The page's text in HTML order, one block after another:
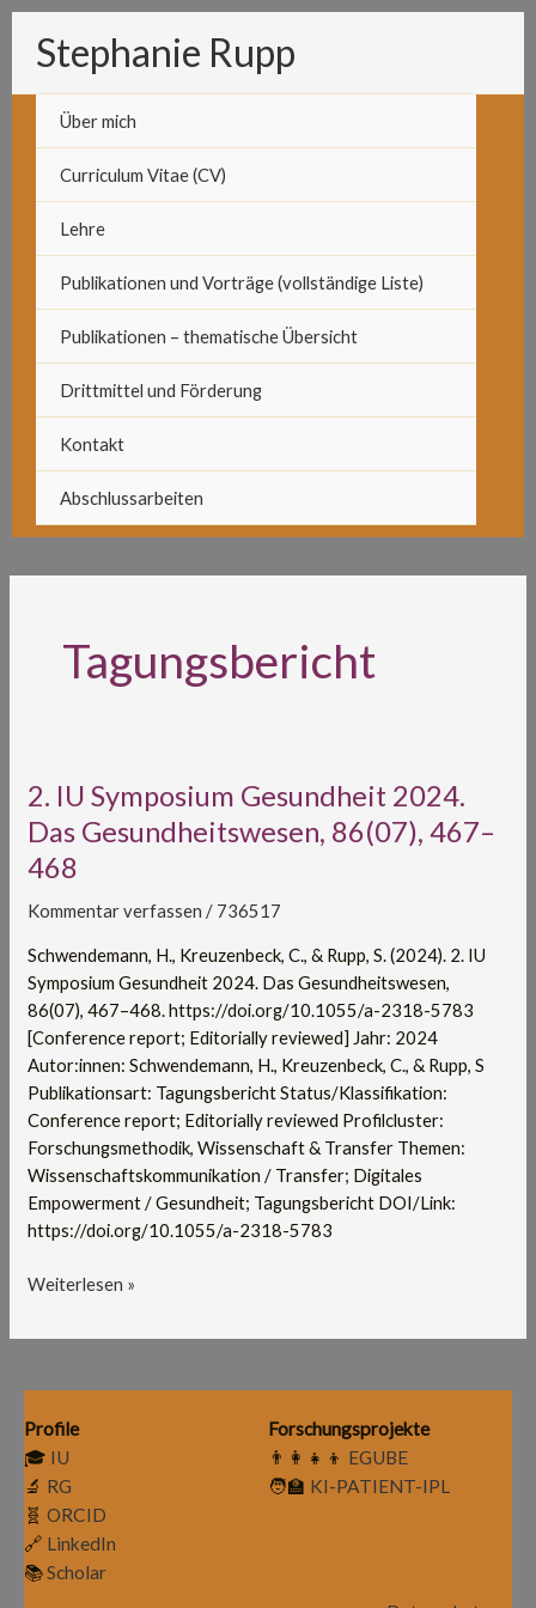
Zum
Inhalt
springenStephanie Rupp
Über mich
Curriculum Vitae (CV)
Lehre
Publikationen und Vorträge (vollständige Liste)
Publikationen – thematische Übersicht
Drittmittel und Förderung
Kontakt
Abschlussarbeiten
Tagungsbericht
2. IU Symposium Gesundheit 2024.
Das Gesundheitswesen, 86(07), 467–
468
Kommentar verfassen / 736517
Schwendemann, H., Kreuzenbeck, C., & Rupp, S. (2024). 2. IU
Symposium Gesundheit 2024. Das Gesundheitswesen,
86(07), 467–468. https://doi.org/10.1055/a-2318-5783
[Conference report; Editorially reviewed] Jahr: 2024
Autor:innen: Schwendemann, H., Kreuzenbeck, C., & Rupp, S
Publikationsart: Tagungsbericht Status/Klassifikation:
Conference report; Editorially reviewed Profilcluster:
Forschungsmethodik, Wissenschaft & Transfer Themen:
Wissenschaftskommunikation / Transfer; Digitales
Empowerment / Gesundheit; Tagungsbericht DOI/Link:
https://doi.org/10.1055/a-2318-5783
2.
IU
Symposium
Gesundheit
2024.
Gesundheitswesen,
86(07),
467–
468
Weiterlesen »
Profile
🎓 IU
🔬 RG
🧬 ORCID
🔗 LinkedIn
📚Scholar
Forschungsprojekte
👨‍👩‍👧‍👦 EGUBE
🧑‍🏫 KI-PATIENT-IPL